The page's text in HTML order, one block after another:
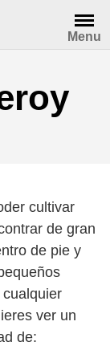
Menu
cultivar
de gran
de pie y
ver un
de: